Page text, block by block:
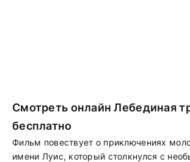
Смотреть онлайн Лебединая
бесплатно
Фильм повествует о приключениях
имени Луис, который столкнулся с